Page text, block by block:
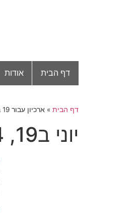
דף הבית אודות
דף הבית » ארכיון עבור 19 ביוני 2024
יוני ב19, 2024